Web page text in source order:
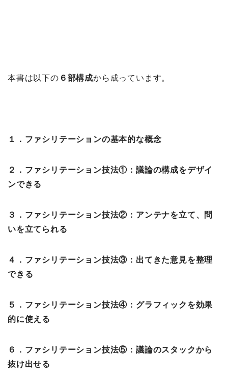
本書は以下の ６部構成から成っています。
１．ファシリテーションの基本的な概念
２．ファシリテーション技法①：議論の構成をデザイ
ンできる
３．ファシリテーション技法②：アンテナを立て、問
いを立てられる
４．ファシリテーション技法③：出てきた意見を整理
できる
５．ファシリテーション技法④：グラフィックを効果
的に使える
６．ファシリテーション技法⑤：議論のスタックから
抜け出せる